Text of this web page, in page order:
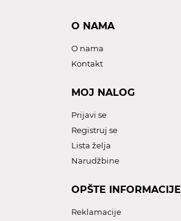
O NAMA
O nama
Kontakt
MOJ NALOG
Prijavi se
Registruj se
Lista želja
Narudžbine
OPŠTE INFORMACIJE
Reklamacije